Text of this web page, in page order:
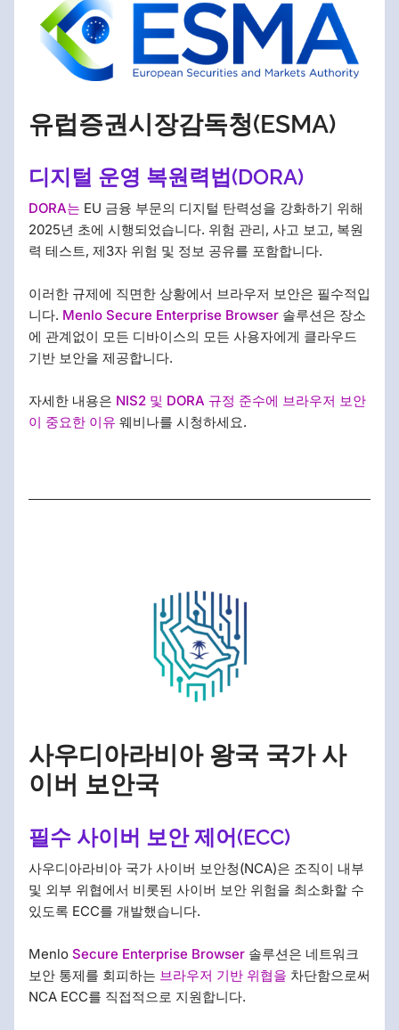
유럽증권시장감독청(ESMA)
디지털 운영 복원력법(DORA)
DORA는 EU 금융 부문의 디지털 탄력성을 강화하기 위해
2025년 초에 시행되었습니다. 위험 관리, 사고 보고, 복원
력 테스트, 제3자 위험 및 정보 공유를 포함합니다.
이러한 규제에 직면한 상황에서 브라우저 보안은 필수적입
니다. Menlo Secure Enterprise Browser 솔루션은 장소
에 관계없이 모든 디바이스의 모든 사용자에게 클라우드
기반 보안을 제공합니다.
자세한 내용은 NIS2 및 DORA 규정 준수에 브라우저 보안
이 중요한 이유 웨비나를 시청하세요.
사우디아라비아 왕국 국가 사
이버 보안국
필수 사이버 보안 제어(ECC)
사우디아라비아 국가 사이버 보안청(NCA)은 조직이 내부
및 외부 위협에서 비롯된 사이버 보안 위험을 최소화할 수
있도록 ECC를 개발했습니다.
Menlo Secure Enterprise Browser 솔루션은 네트워크
보안 통제를 회피하는 브라우저 기반 위협을 차단함으로써
NCA ECC를 직접적으로 지원합니다.